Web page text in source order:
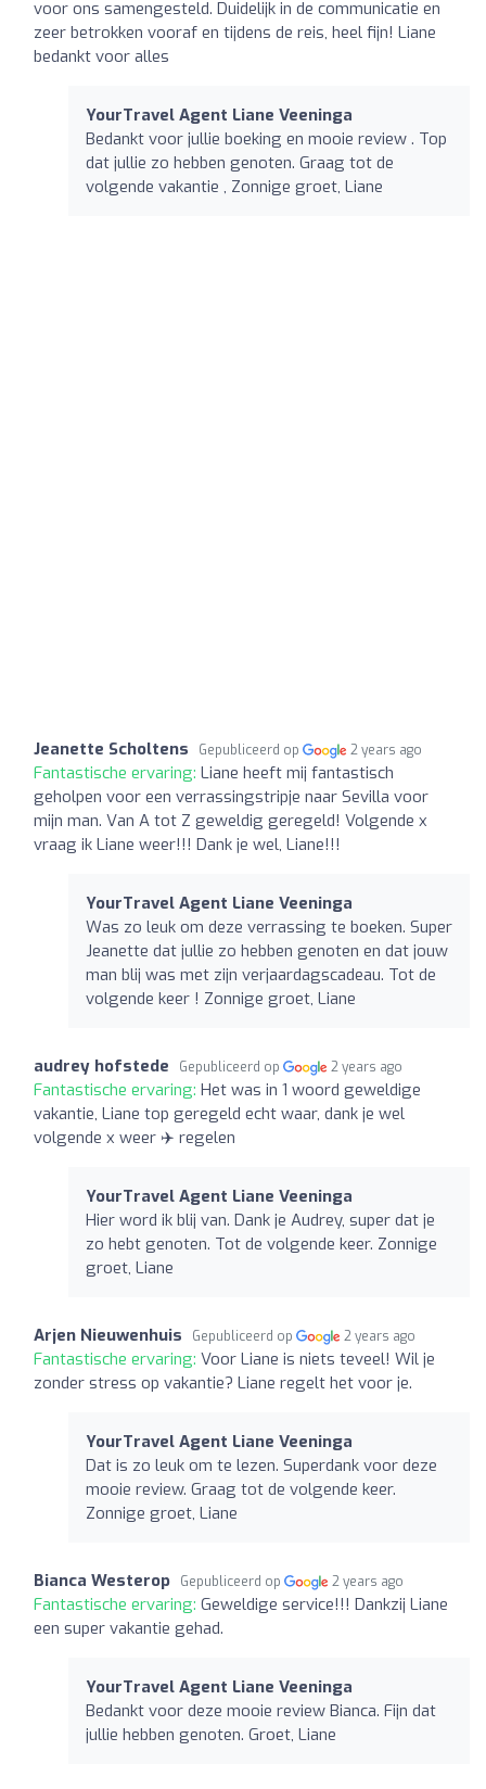
voor ons samengesteld. Duidelijk in de communicatie en
zeer betrokken vooraf en tijdens de reis, heel fijn! Liane
bedankt voor alles
YourTravel Agent Liane Veeninga
Bedankt voor jullie boeking en mooie review . Top
dat jullie zo hebben genoten. Graag tot de
volgende vakantie , Zonnige groet, Liane
Jeanette Scholtens Gepubliceerd op 2 years ago
Fantastische ervaring: Liane heeft mij fantastisch
geholpen voor een verrassingstripje naar Sevilla voor
mijn man. Van A tot Z geweldig geregeld! Volgende x
vraag ik Liane weer!!! Dank je wel, Liane!!!
YourTravel Agent Liane Veeninga
Was zo leuk om deze verrassing te boeken. Super
Jeanette dat jullie zo hebben genoten en dat jouw
man blij was met zijn verjaardagscadeau. Tot de
volgende keer ! Zonnige groet, Liane
audrey hofstede Gepubliceerd op 2 years ago
Fantastische ervaring: Het was in 1 woord geweldige
vakantie, Liane top geregeld echt waar, dank je wel
volgende x weer ✈️ regelen
YourTravel Agent Liane Veeninga
Hier word ik blij van. Dank je Audrey, super dat je
zo hebt genoten. Tot de volgende keer. Zonnige
groet, Liane
Arjen Nieuwenhuis Gepubliceerd op 2 years ago
Fantastische ervaring: Voor Liane is niets teveel! Wil je
zonder stress op vakantie? Liane regelt het voor je.
YourTravel Agent Liane Veeninga
Dat is zo leuk om te lezen. Superdank voor deze
mooie review. Graag tot de volgende keer.
Zonnige groet, Liane
Bianca Westerop Gepubliceerd op 2 years ago
Fantastische ervaring: Geweldige service!!! Dankzij Liane
een super vakantie gehad.
YourTravel Agent Liane Veeninga
Bedankt voor deze mooie review Bianca. Fijn dat
jullie hebben genoten. Groet, Liane